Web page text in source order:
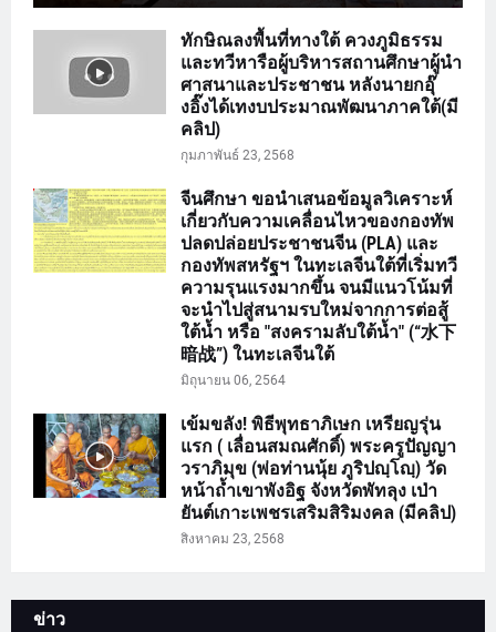
ทักษิณลงพื้นที่ทางใต้ ควงภูมิธรรม
และทวีหารือผู้บริหารสถานศึกษาผู้นำ
ศาสนาและประชาชน หลังนายกอุ๊
งอิ๊งได้เทงบประมาณพัฒนาภาคใต้(มี
คลิป)
กุมภาพันธ์ 23, 2568
จีนศึกษา ขอนำเสนอข้อมูลวิเคราะห์
เกี่ยวกับความเคลื่อนไหวของกองทัพ
ปลดปล่อยประชาชนจีน (PLA) และ
กองทัพสหรัฐฯ ในทะเลจีนใต้ที่เริ่มทวี
ความรุนแรงมากขึ้น จนมีแนวโน้มที่
จะนำไปสู่สนามรบใหม่จากการต่อสู้
ใต้น้ำ หรือ "สงครามลับใต้น้ำ" (“水下
暗战”) ในทะเลจีนใต้
มิถุนายน 06, 2564
เข้มขลัง! พิธีพุทธาภิเษก เหรียญรุ่น
แรก ( เลื่อนสมณศักดิ์) พระครูปัญญา
วราภิมุข (พ่อท่านนุ้ย ภูริปญฺโญฺ) วัด
หน้าถ้ำเขาพังอิฐ จังหวัดพัทลุง เป่า
ยันต์เกาะเพชรเสริมสิริมงคล (มีคลิป)
สิงหาคม 23, 2568
ข่าว